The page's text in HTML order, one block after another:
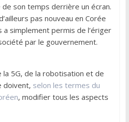
son temps derrière un écran.
pas nouveau en Corée
a simplement permis de l’ériger
par le gouvernement.
5G, de la robotisation et de
doivent, selon les termes du
, modifier tous les aspects